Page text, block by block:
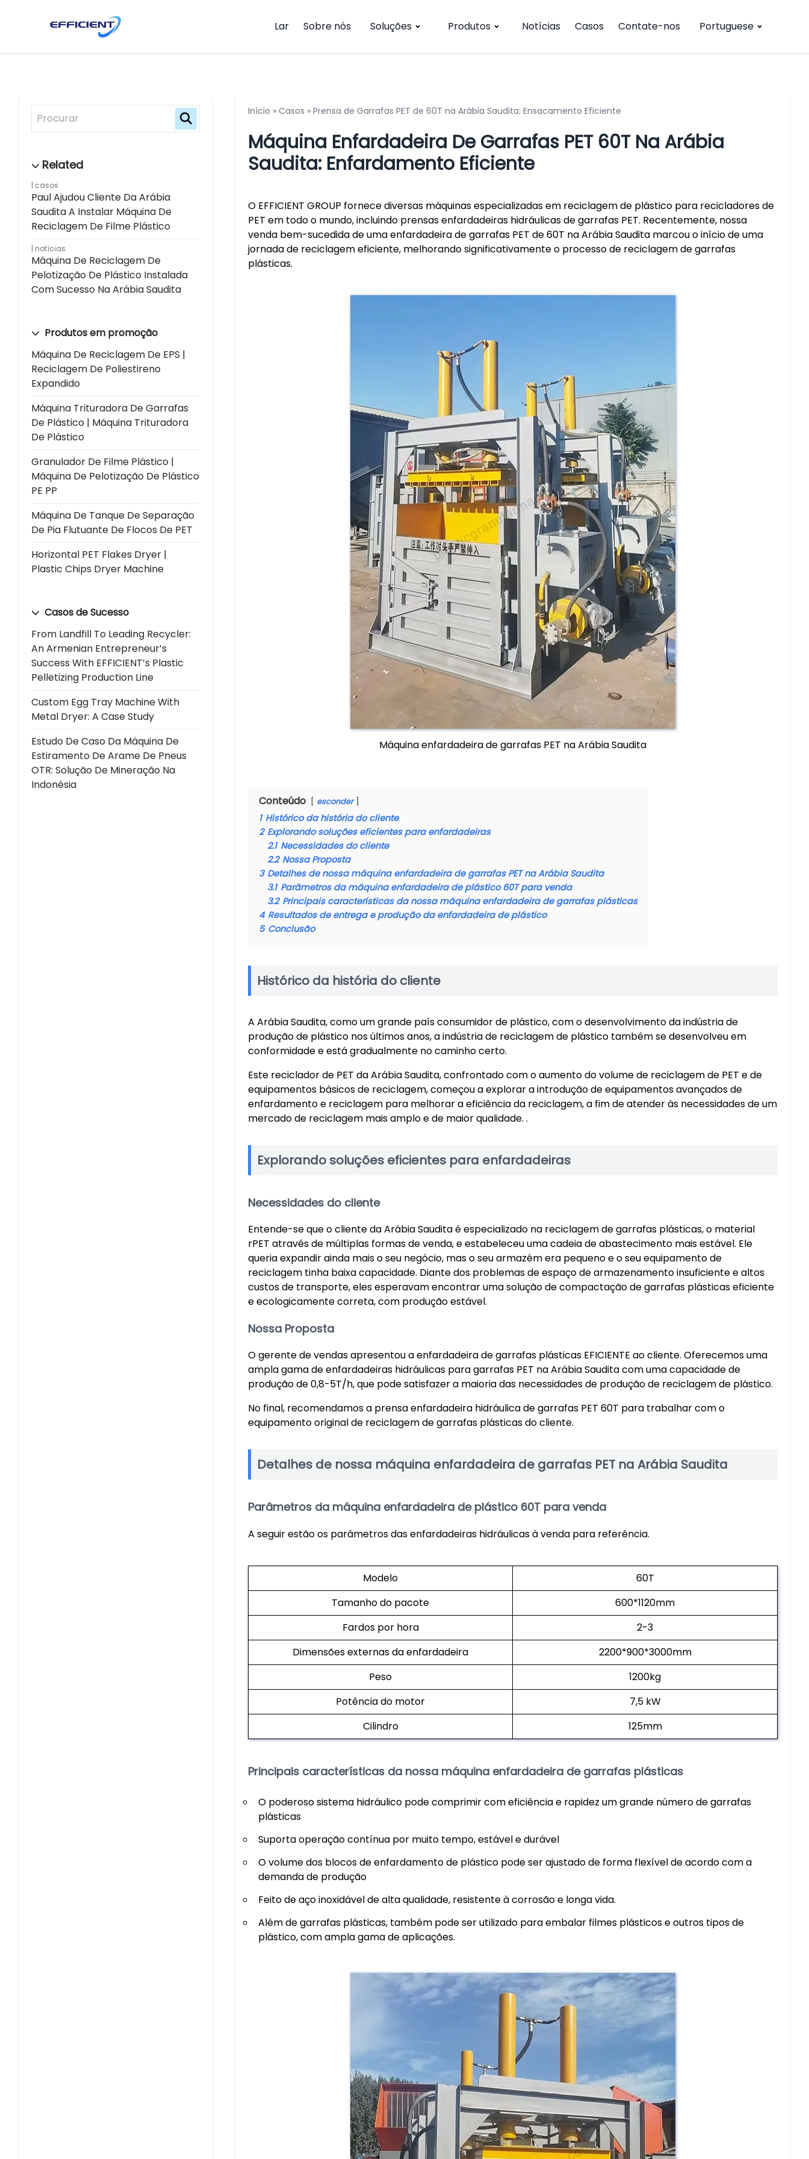
Lar Sobre nós Soluções Produtos Notícias Casos Contate-nos Portuguese
casos
Paul Ajudou Cliente Da Arábia
Saudita A Instalar Máquina De
Reciclagem De Filme Plástico
notícias
Máquina De Reciclagem De
Pelotização De Plástico Instalada
Com Sucesso Na Arábia Saudita
Produtos em promoção
Máquina De Reciclagem De EPS |
Reciclagem De Poliestireno
Expandido
Máquina Trituradora De Garrafas
De Plástico | Máquina Trituradora
De Plástico
Granulador De Filme Plástico |
Máquina De Pelotização De Plástico
PE PP
Máquina De Tanque De Separação
De Pia Flutuante De Flocos De PET
Horizontal PET Flakes Dryer |
Plastic Chips Dryer Machine
Casos de Sucesso
From Landfill To Leading Recycler:
An Armenian Entrepreneur’s
Success With EFFICIENT’s Plastic
Pelletizing Production Line
Custom Egg Tray Machine With
Metal Dryer: A Case Study
Estudo De Caso Da Máquina De
Estiramento De Arame De Pneus
OTR: Solução De Mineração Na
Indonésia
Início » Casos » Prensa de Garrafas PET de 60T na Arábia Saudita: Ensacamento Eficiente
Máquina Enfardadeira De Garrafas PET 60T Na Arábia
Saudita: Enfardamento Eficiente
O EFFICIENT GROUP fornece diversas máquinas especializadas em reciclagem de plástico para recicladores de
PET em todo o mundo, incluindo prensas enfardadeiras hidráulicas de garrafas PET. Recentemente, nossa
venda bem-sucedida de uma enfardadeira de garrafas PET de 60T na Arábia Saudita marcou o início de uma
jornada de reciclagem eficiente, melhorando significativamente o processo de reciclagem de garrafas
plásticas.
Máquina enfardadeira de garrafas PET na Arábia Saudita
Conteúdo esconder
1 Histórico da história do cliente
2 Explorando soluções eficientes para enfardadeiras
2.1 Necessidades do cliente
2.2 Nossa Proposta
3 Detalhes de nossa máquina enfardadeira de garrafas PET na Arábia Saudita
3.1 Parâmetros da máquina enfardadeira de plástico 60T para venda
3.2 Principais características da nossa máquina enfardadeira de garrafas plásticas
4 Resultados de entrega e produção da enfardadeira de plástico
5 Conclusão
Histórico da história do cliente
A Arábia Saudita, como um grande país consumidor de plástico, com o desenvolvimento da indústria de
produção de plástico nos últimos anos, a indústria de reciclagem de plástico também se desenvolveu em
conformidade e está gradualmente no caminho certo.
Este reciclador de PET da Arábia Saudita, confrontado com o aumento do volume de reciclagem de PET e de
equipamentos básicos de reciclagem, começou a explorar a introdução de equipamentos avançados de
enfardamento e reciclagem para melhorar a eficiência da reciclagem, a fim de atender às necessidades de um
mercado de reciclagem mais amplo e de maior qualidade. .
Explorando soluções eficientes para enfardadeiras
Necessidades do cliente
Entende-se que o cliente da Arábia Saudita é especializado na reciclagem de garrafas plásticas, o material
rPET através de múltiplas formas de venda, e estabeleceu uma cadeia de abastecimento mais estável. Ele
queria expandir ainda mais o seu negócio, mas o seu armazém era pequeno e o seu equipamento de
reciclagem tinha baixa capacidade. Diante dos problemas de espaço de armazenamento insuficiente e altos
custos de transporte, eles esperavam encontrar uma solução de compactação de garrafas plásticas eficiente
e ecologicamente correta, com produção estável.
Nossa Proposta
O gerente de vendas apresentou a enfardadeira de garrafas plásticas EFICIENTE ao cliente. Oferecemos uma
ampla gama de enfardadeiras hidráulicas para garrafas PET na Arábia Saudita com uma capacidade de
produção de 0,8-5T/h, que pode satisfazer a maioria das necessidades de produção de reciclagem de plástico.
No final, recomendamos a prensa enfardadeira hidráulica de garrafas PET 60T para trabalhar com o
equipamento original de reciclagem de garrafas plásticas do cliente.
Detalhes de nossa máquina enfardadeira de garrafas PET na Arábia Saudita
Parâmetros da máquina enfardadeira de plástico 60T para venda
A seguir estão os parâmetros das enfardadeiras hidráulicas à venda para referência.
Modelo
60T
Tamanho do pacote
600*1120mm
Fardos por hora
2-3
Dimensões externas da enfardadeira
2200*900*3000mm
Peso
1200kg
Potência do motor
7,5 kW
Cilindro
125mm
Principais características da nossa máquina enfardadeira de garrafas plásticas
O poderoso sistema hidráulico pode comprimir com eficiência e rapidez um grande número de garrafas
plásticas
Suporta operação contínua por muito tempo, estável e durável
O volume dos blocos de enfardamento de plástico pode ser ajustado de forma flexível de acordo com a
demanda de produção
Feito de aço inoxidável de alta qualidade, resistente à corrosão e longa vida.
Além de garrafas plásticas, também pode ser utilizado para embalar filmes plásticos e outros tipos de
plástico, com ampla gama de aplicações.